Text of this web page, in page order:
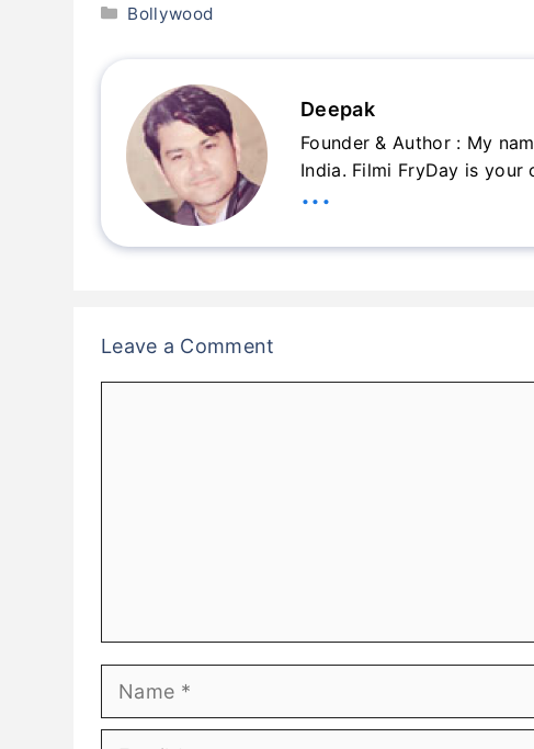
Categories
Bollywood
Deepak
Founder & Author : My
India. Filmi FryDay is
...
Leave a Comment
Name